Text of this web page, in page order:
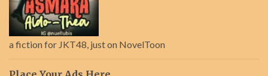
a fiction for JKT48, just on NovelToon